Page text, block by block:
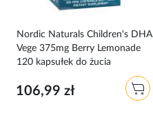
Nordic Naturals Children's DHA
Vege 375mg Berry Lemonade
120 kapsułek do żucia
106,99 zł